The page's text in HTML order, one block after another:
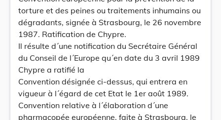
torture et des peines ou traitements inhumains ou
dégradants, signée à Strasbourg, le 26 novembre
1987. Ratification de Chypre.
Il résulte d´une notification du Secrétaire Général
du Conseil de l´Europe qu´en date du 3 avril 1989
Chypre a ratifié la
Convention désignée ci-dessus, qui entrera en
vigueur à l´égard de cet Etat le 1er août 1989.
Convention relative à l´élaboration d´une
pharmacopée européenne, faite à Strasbourg, le